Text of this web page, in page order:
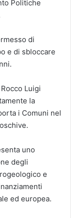
Politiche
di
e di sbloccare
Luigi
la
i Comuni nel
uno
degli
e
ed europea.